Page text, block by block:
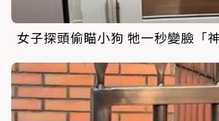
女子探頭偷瞄小狗 牠一秒變臉「神